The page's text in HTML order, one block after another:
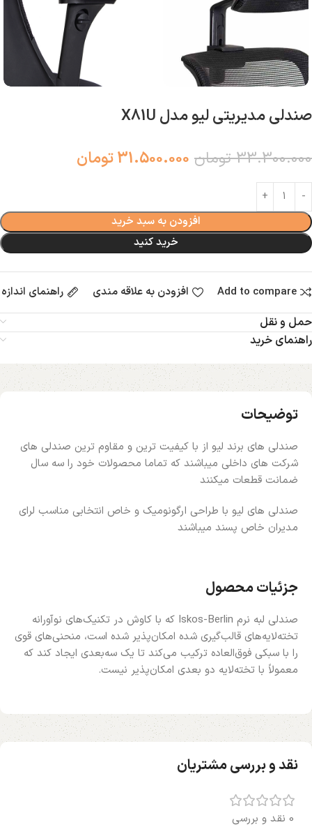
صندلی مدیریتی لیو مدل X81U
33.300.000 تومان 31.500.000تومان
افزودن به سبد خرید
خرید کنید
Add to compare افزودن به علاقه مندی راهنمای اندازه
حمل و نقل
راهنمای خرید
توضیحات
صندلی های برند لیو از با کیفیت ترین و مقاوم ترین صندلی های
شرکت های داخلی میباشند که تماما محصولات خود را سه سال
ضمانت قطعات میکنند
صندلی های لیو با طراحی ارگونومیک و خاص انتخابی مناسب لرای
مدیران خاص پسند میباشند
جزئیات محصول
صندلی لبه نرم Iskos-Berlin که با کاوش در تکنیک‌های نوآورانه
تخته‌لایه‌های قالب‌گیری شده امکان‌پذیر شده است، منحنی‌های قوی
را با سبکی فوق‌العاده ترکیب می‌کند تا یک سه‌بعدی ایجاد کند که
معمولاً با تخته‌لایه دو بعدی امکان‌پذیر نیست.
نقد و بررسی مشتریان
0 نقد و بررسی